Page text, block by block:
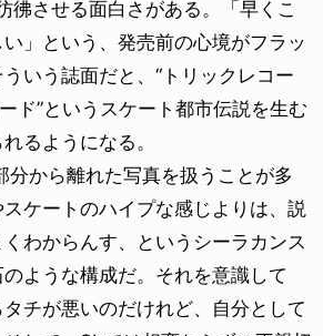
彿させる面白さがある。「早くこ
」という、発売前の心境がフラッ
いう誌面だと、“トリックレコー
ド”というスケート都市伝説を生む
るようになる。
から離れた写真を扱うことが多
ケートのハイプな感じよりは、説
わからんす、というシーラカンス
ような構成だ。それを意識して
チが悪いのだけれど、自分として